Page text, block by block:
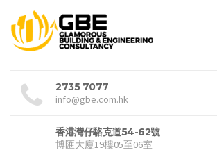
2735 7077
info@gbe.com.hk
香港灣仔駱克道54-62號
博匯大廈19樓05至06室